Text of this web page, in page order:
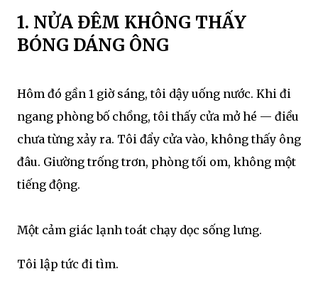
1. NỬA ĐÊM KHÔNG THẤY
BÓNG DÁNG ÔNG
Hôm đó gần 1 giờ sáng, tôi dậy uống nước. Khi đi
ngang phòng bố chồng, tôi thấy cửa mở hé — điều
chưa từng xảy ra. Tôi đẩy cửa vào, không thấy ông
đâu. Giường trống trơn, phòng tối om, không một
tiếng động.
Một cảm giác lạnh toát chạy dọc sống lưng.
Tôi lập tức đi tìm.